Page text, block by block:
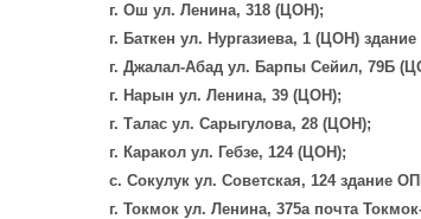
г. Ош ул. Ленина, 318 (ЦОН);
г. Баткен ул. Нургазиева, 1 (ЦОН)
г. Джалал-Абад ул. Барпы Сейил, 79Б
г. Нарын ул. Ленина, 39 (ЦОН);
г. Талас ул. Сарыгулова, 28 (ЦОН);
г. Каракол ул. Гебзе, 124 (ЦОН);
с. Сокулук ул. Советская, 124 здание
г. Токмок ул. Ленина, 375а почта